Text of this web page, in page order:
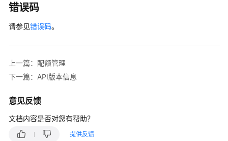
API
考
区
域)
使
前
必
错误码
请参见错误码。
上一篇：配额管理
下一篇：API版本信息
意见反馈
文档内容是否对您有帮助？
提供反馈